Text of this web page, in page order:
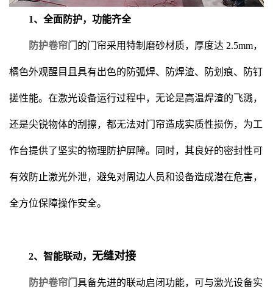
1、全面防护，功能齐全
防护卷帘门 的门帘采用特制磨砂材质，厚度达 2.5mm，
橘色外观醒目且具有出色的防弧焊、防焊渣、防划痕、防钉
搓性能。在激光设备运行过程中，无论是高温焊渣的飞溅，
还是尖锐物体的刮擦，都无法对门帘造成实质性损伤，为工
作台提供了坚实的物理防护屏障。同时，其良好的密封性可
有效防止激光外泄，避免对周边人员和设备造成潜在危害，
全方位保障操作安全。
2、智能联动， 无缝对接
防护卷帘门 具备先进的联动启闭功能，可与激光设备实